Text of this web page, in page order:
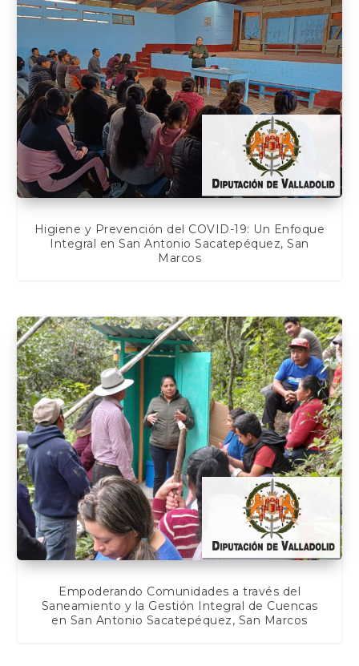
Higiene y Prevención del COVID-19: Un Enfoque
Integral en San Antonio Sacatepéquez, San
Marcos
Empoderando Comunidades a través del
Saneamiento y la Gestión Integral de Cuencas
en San Antonio Sacatepéquez, San Marcos